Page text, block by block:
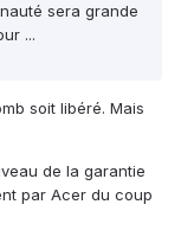
sera grande
...
soit libéré. Mais
de la garantie
par Acer du coup